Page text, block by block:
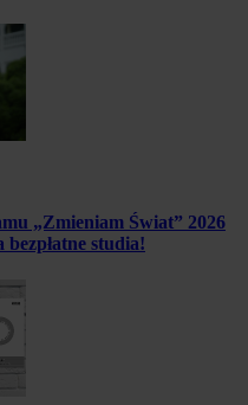
„Zmieniam Świat” 2026
bezpłatne studia!